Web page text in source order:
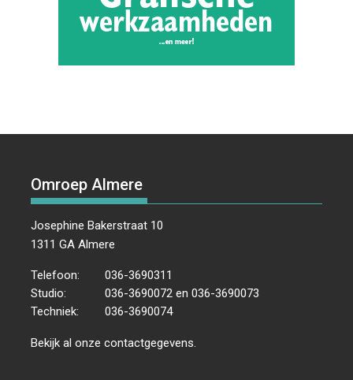
Omroep Almere
Josephine Bakerstraat 10
1311 GA Almere
Telefoon:
036-3690311
Studio:
036-3690072 en 036-3690073
Techniek:
036-3690074
Bekijk al onzecontactgegevens